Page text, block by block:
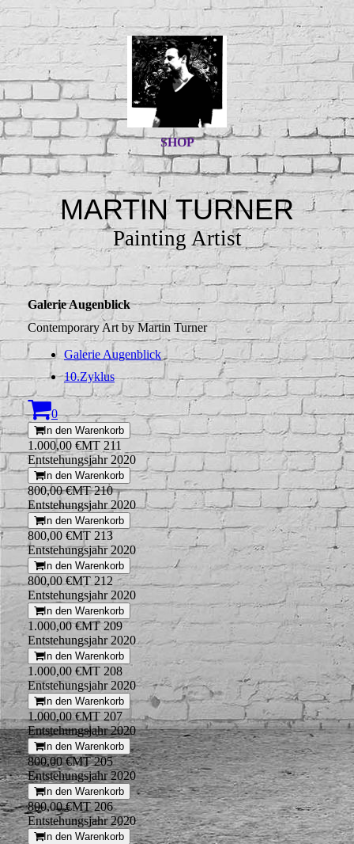
SHOP
MARTIN TURNER
Painting Artist
Galerie Augenblick
Contemporary Art by Martin Turner
Galerie Augenblick
10.Zyklus
0
In den Warenkorb
1.000,00 €MT 211
Entstehungsjahr 2020
In den Warenkorb
800,00 €MT 210
Entstehungsjahr 2020
In den Warenkorb
800,00 €MT 213
Entstehungsjahr 2020
In den Warenkorb
800,00 €MT 212
Entstehungsjahr 2020
In den Warenkorb
1.000,00 €MT 209
Entstehungsjahr 2020
In den Warenkorb
1.000,00 €MT 208
Entstehungsjahr 2020
In den Warenkorb
1.000,00 €MT 207
Entstehungsjahr 2020
In den Warenkorb
800,00 €MT 205
Entstehungsjahr 2020
In den Warenkorb
800,00 €MT 206
Entstehungsjahr 2020
In den Warenkorb